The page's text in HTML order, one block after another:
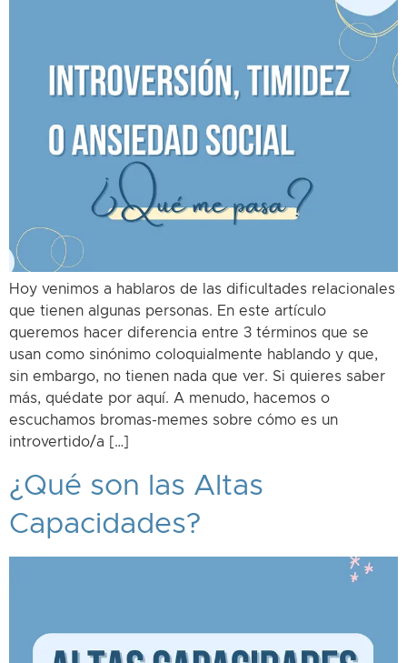
Hoy venimos a hablaros de las dificultades relacionales
que tienen algunas personas. En este artículo
queremos hacer diferencia entre 3 términos que se
usan como sinónimo coloquialmente hablando y que,
sin embargo, no tienen nada que ver. Si quieres saber
más, quédate por aquí. A menudo, hacemos o
escuchamos bromas-memes sobre cómo es un
introvertido/a […]
¿Qué son las Altas
Capacidades?